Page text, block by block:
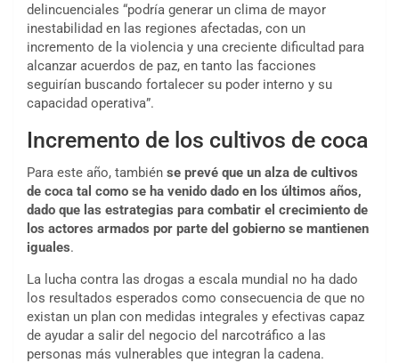
delincuenciales “podría generar un clima de mayor
inestabilidad en las regiones afectadas, con un
incremento de la violencia y una creciente dificultad para
alcanzar acuerdos de paz, en tanto las facciones
seguirían buscando fortalecer su poder interno y su
capacidad operativa”.
Incremento de los cultivos de coca
Para este año, también se prevé que un alza de cultivos
de coca tal como se ha venido dado en los últimos años,
dado que las estrategias para combatir el crecimiento de
los actores armados por parte del gobierno se mantienen
iguales.
La lucha contra las drogas a escala mundial no ha dado
los resultados esperados como consecuencia de que no
existan un plan con medidas integrales y efectivas capaz
de ayudar a salir del negocio del narcotráfico a las
personas más vulnerables que integran la cadena.